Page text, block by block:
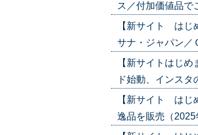
ス／付加価値品で
【新サイト はじ
サナ・ジャパン／
【新サイトはじ
ド始動、インス
【新サイト はじ
逸品を販売（